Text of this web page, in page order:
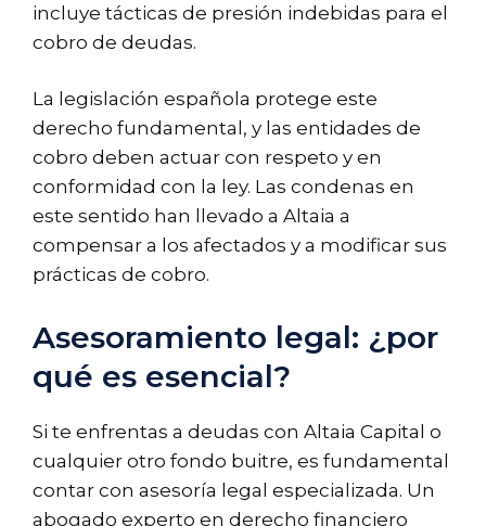
incluye tácticas de presión indebidas para el
cobro de deudas.
La legislación española protege este
derecho fundamental, y las entidades de
cobro deben actuar con respeto y en
conformidad con la ley. Las condenas en
este sentido han llevado a Altaia a
compensar a los afectados y a modificar sus
prácticas de cobro.
Asesoramiento legal: ¿por
qué es esencial?
Si te enfrentas a deudas con Altaia Capital o
cualquier otro fondo buitre, es fundamental
contar con asesoría legal especializada. Un
abogado experto en derecho financiero